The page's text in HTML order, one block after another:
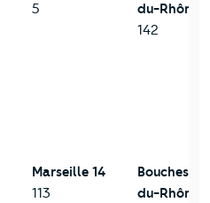
5
du-Rhône
142
Marseille 14
113
Bouches-
du-Rhône